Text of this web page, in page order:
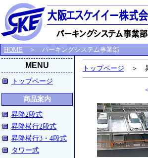
HOME ＞ パーキングシステム事業部
MENU
トップページ
商品案内
昇降2段式
昇降横行2段式
昇降横行3・4段式
タワー式
トップページ ＞ 昇